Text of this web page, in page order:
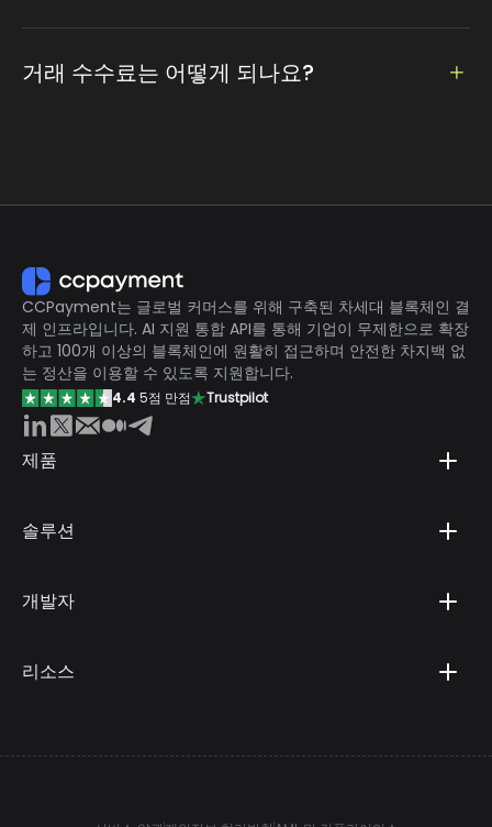
환전을 지원합니다
거래 수수료는 어떻게 되나요?
CCPayment는 글로벌 커머스를 위해 구축된 차세대 블록체인 결
제 인프라입니다. AI 지원 통합 API를 통해 기업이 무제한으로 확장
하고 100개 이상의 블록체인에 원활히 접근하며 안전한 차지백 없
는 정산을 이용할 수 있도록 지원합니다.
4.4 5점 만점 Trustpilot
제품
솔루션
개발자
리소스